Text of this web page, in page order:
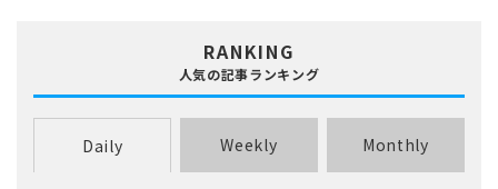
RANKING
人気の記事ランキング
Daily Weekly Monthly